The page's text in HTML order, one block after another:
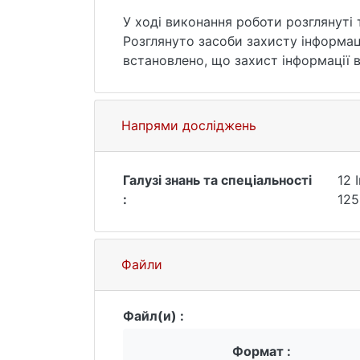
У ході виконання роботи розглянуті
Розглянуто засоби захисту
встановлено, що захист
працює СЕП, захист каналів
Встановлено, що побудова системи
здійснюється на мережевій
документообігу повинна
усунення потенційних загроз
СЕД має бути здатним швидко
Напрями досліджень
Галузі знань та спеціальності
:
12
Файли
Файл(и) :
Формат :